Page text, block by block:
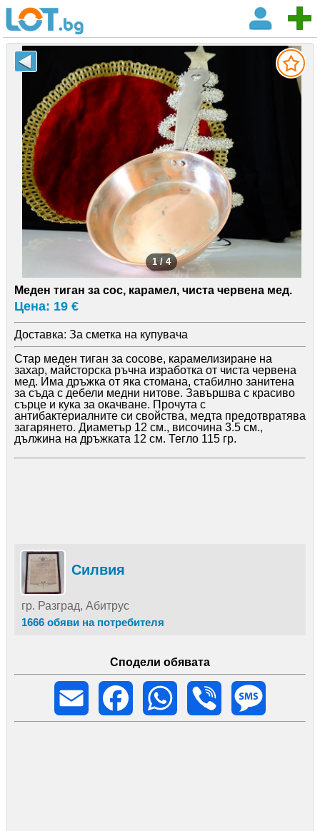
1 / 4
Меден тиган за сос, карамел, чиста червена мед.
Цена: 19 €
Доставка: За сметка на купувача
Стар меден тиган за сосове, карамелизиране на
захар, майсторска ръчна изработка от чиста червена
мед. Има дръжка от яка стомана, стабилно занитена
за съда с дебели медни нитове. Завършва с красиво
сърце и кука за окачване. Прочута с
антибактериалните си свойства, медта предотвратява
загарянето. Диаметър 12 см., височина 3.5 см.,
дължина на дръжката 12 см. Тегло 115 гр.
Силвия
гр. Разград, Абитрус
1666 обяви на потребителя
Сподели обявата
Email
Facebook WhatsApp Viber